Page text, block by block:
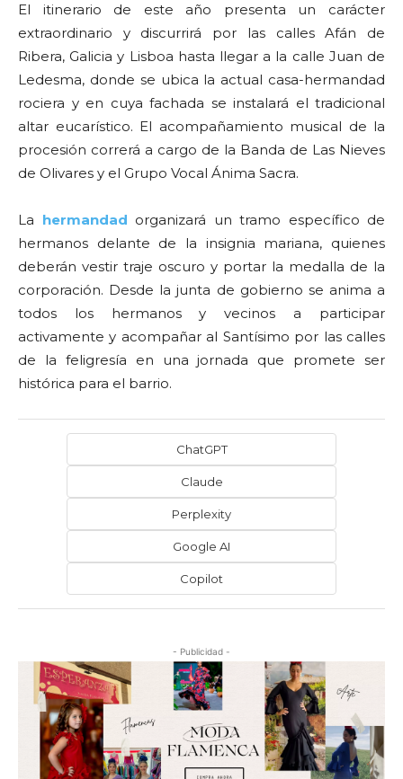
El itinerario de este año presenta un carácter
extraordinario y discurrirá por las calles Afán de
Ribera, Galicia y Lisboa hasta llegar a la calle Juan de
Ledesma, donde se ubica la actual casa-hermandad
rociera y en cuya fachada se instalará el tradicional
altar eucarístico. El acompañamiento musical de la
procesión correrá a cargo de la Banda de Las Nieves
de Olivares y el Grupo Vocal Ánima Sacra.
La hermandad organizará un tramo específico de
hermanos delante de la insignia mariana, quienes
deberán vestir traje oscuro y portar la medalla de la
corporación. Desde la junta de gobierno se anima a
todos los hermanos y vecinos a participar
activamente y acompañar al Santísimo por las calles
de la feligresía en una jornada que promete ser
histórica para el barrio.
ChatGPT
Claude
Perplexity
Google AI
Copilot
- Publicidad -